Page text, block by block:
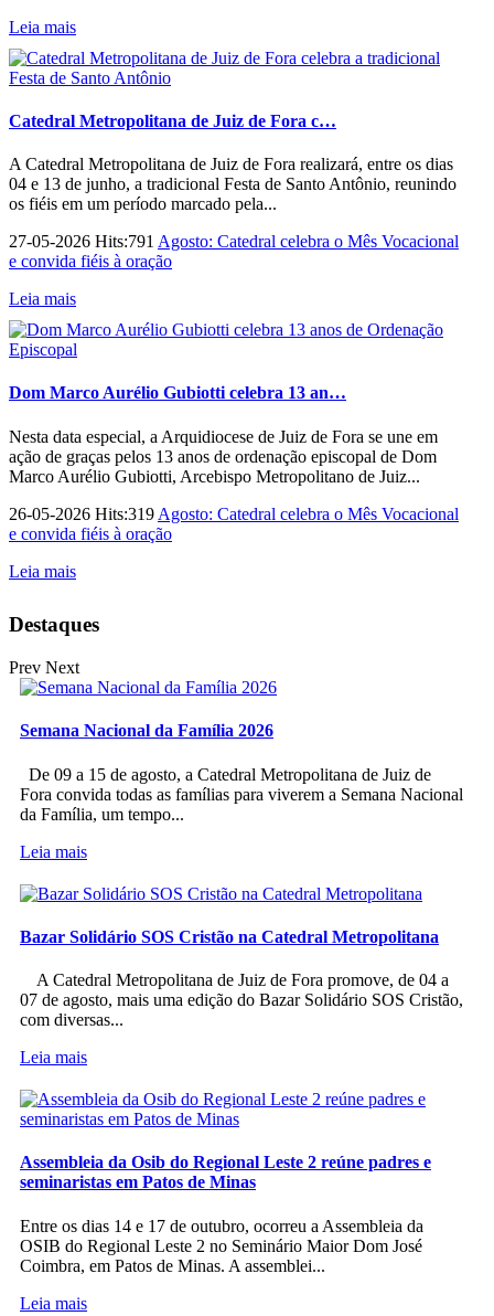
Leia mais
Catedral Metropolitana de Juiz de Fora c…
A Catedral Metropolitana de Juiz de Fora realizará, entre os dias
04 e 13 de junho, a tradicional Festa de Santo Antônio, reunindo
os fiéis em um período marcado pela...
27-05-2026 Hits:791 Agosto: Catedral celebra o Mês Vocacional
e convida fiéis à oração
Leia mais
Dom Marco Aurélio Gubiotti celebra 13 an…
Nesta data especial, a Arquidiocese de Juiz de Fora se une em
ação de graças pelos 13 anos de ordenação episcopal de Dom
Marco Aurélio Gubiotti, Arcebispo Metropolitano de Juiz...
26-05-2026 Hits:319 Agosto: Catedral celebra o Mês Vocacional
e convida fiéis à oração
Leia mais
Destaques
Prev Next
Semana Nacional da Família 2026
De 09 a 15 de agosto, a Catedral Metropolitana de Juiz de
Fora convida todas as famílias para viverem a Semana Nacional
da Família, um tempo...
Leia mais
Bazar Solidário SOS Cristão na Catedral Metropolitana
A Catedral Metropolitana de Juiz de Fora promove, de 04 a
07 de agosto, mais uma edição do Bazar Solidário SOS Cristão,
com diversas...
Leia mais
Assembleia da Osib do Regional Leste 2 reúne padres e
seminaristas em Patos de Minas
Entre os dias 14 e 17 de outubro, ocorreu a Assembleia da
OSIB do Regional Leste 2 no Seminário Maior Dom José
Coimbra, em Patos de Minas. A assemblei...
Leia mais